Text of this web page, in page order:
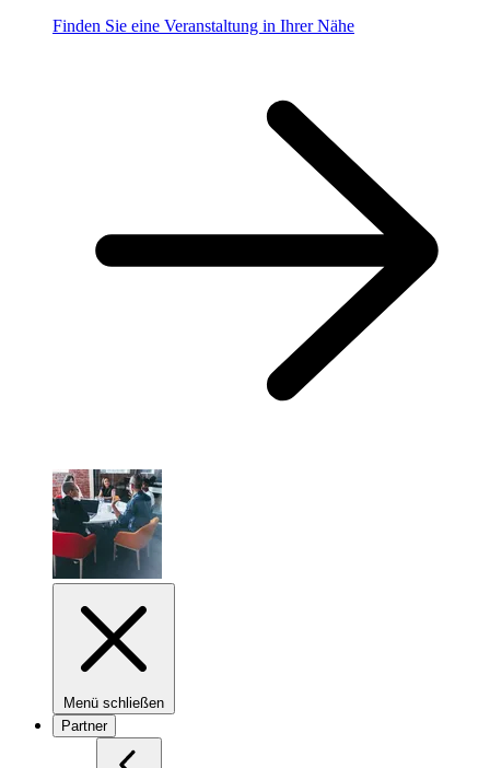
Finden Sie eine Veranstaltung in Ihrer Nähe
Menü schließen
Partner